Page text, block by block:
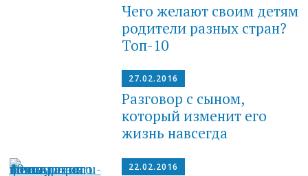
Чего желают своим детям
родители разных стран?
Топ-10
27.02.2016
Разговор с сыном,
который изменит его
жизнь навсегда
22.02.2016